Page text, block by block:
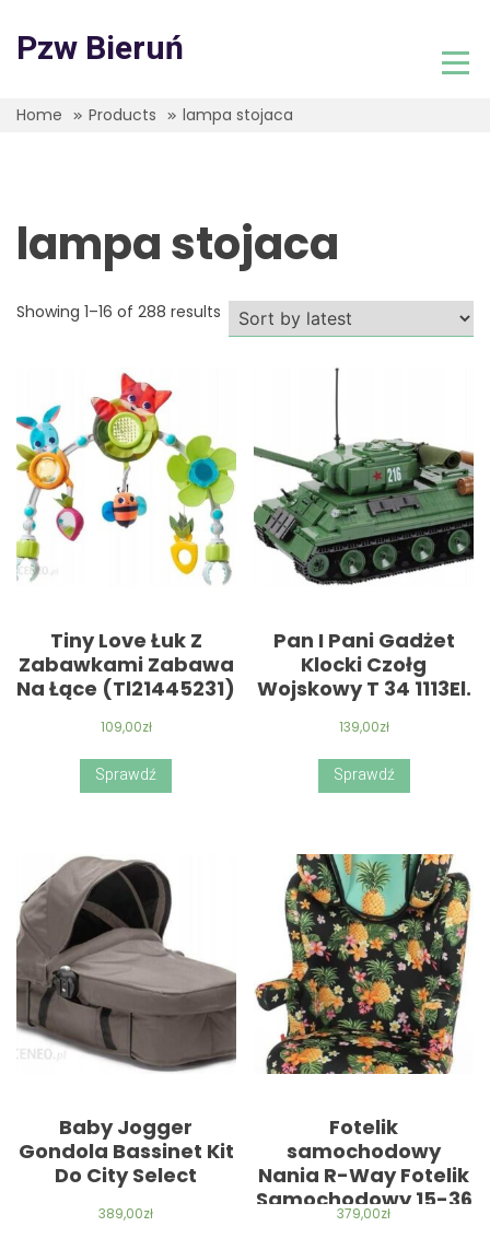
content
Pzw Bieruń
Home Products lampa stojaca
lampa stojaca
Showing 1–16 of 288 results
Tiny Love Łuk Z
Zabawkami Zabawa
Na Łące (Tl21445231)
109,00zł
Sprawdź
Pan I Pani Gadżet
Klocki Czołg
Wojskowy T 34 1113El.
139,00zł
Sprawdź
Baby Jogger
Gondola Bassinet Kit
Do City Select
389,00zł
Fotelik
samochodowy
Nania R-Way Fotelik
Samochodowy 15-36
kg Victoria/Ananas
379,00zł